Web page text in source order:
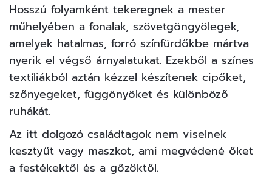
Hosszú folyamként tekeregnek a mester
műhelyében a fonalak, szövetgöngyölegek,
amelyek hatalmas, forró színfürdőkbe mártva
nyerik el végső árnyalatukat. Ezekből a színes
textíliákból aztán kézzel készítenek cipőket,
szőnyegeket, függönyöket és különböző
ruhákát.
Az itt dolgozó családtagok nem viselnek
kesztyűt vagy maszkot, ami megvédené őket
a festékektől és a gőzöktől.